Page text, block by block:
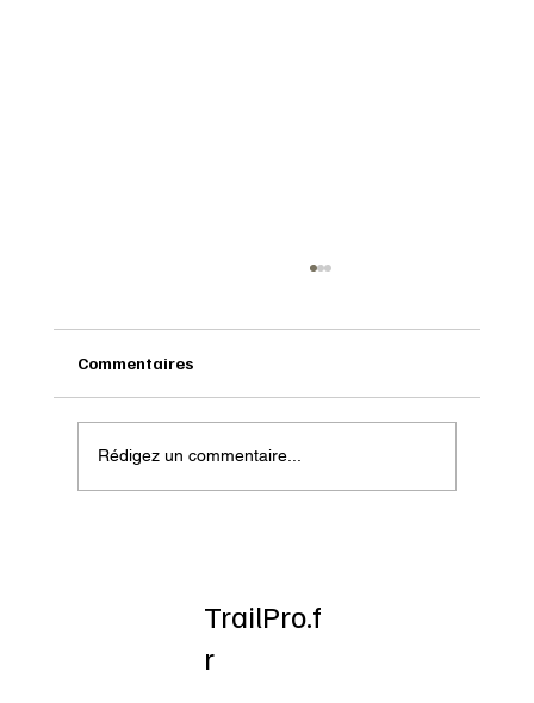
Onatera : Pour affronter l’hiver
Commentaires
Rédigez un commentaire...
TrailPro.f
r